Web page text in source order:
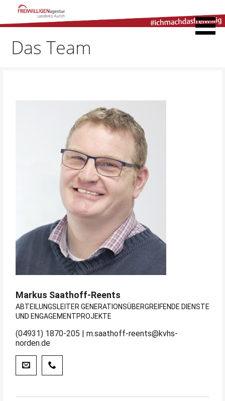
Freiwilligenagentur
Landkreis Aurich
Das Team
Markus Saathoff-Reents
ABTEILUNGSLEITER GENERATIONSÜBERGREIFENDE DIENSTE
UND ENGAGEMENTPROJEKTE
(04931) 1870-205 | m.saathoff-reents@kvhs-
norden.de